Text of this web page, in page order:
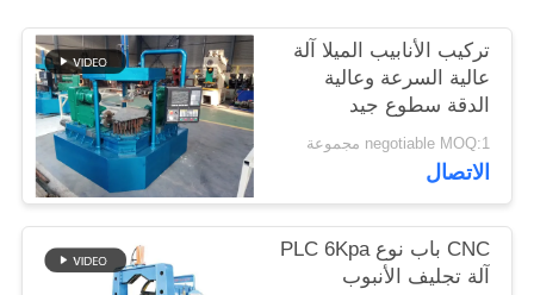
خريطة
الموقع
PRIVACY
POLICY
تركيب الأنابيب الميلا آلة
عالية السرعة وعالية
الدقة سطوع جيد
negotiable MOQ:1 مجموعة
الاتصال
CNC باب نوع PLC 6Kpa
آلة تجليف الأنبوب